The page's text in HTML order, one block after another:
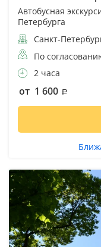
Автобусная
Петербурга
Санкт-
По
2 часа
от 1 600